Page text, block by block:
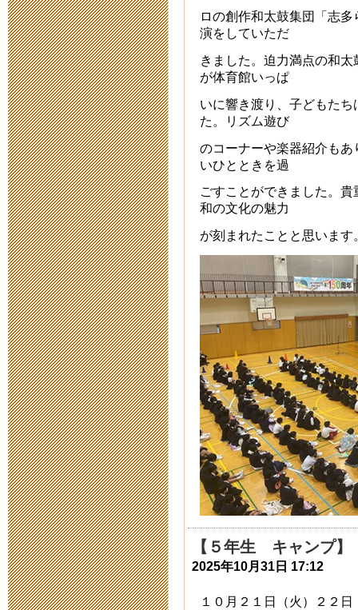
2019年2月9
み）
2018年11月12日
【追記】【公
中止のお知ら
2018年2月 2日
【公開研究会
お知らせ（実
2018年2月 1日
2018年2月3
施済み）
2017年11月13日
明日は公開研
2017年2月 3日
給食視察
ロの創作和太鼓集団「志
演をしていただ
きました。迫力満点の和
が体育館いっぱ
いに響き渡り、子どもた
た。リズム遊び
のコーナーや楽器紹介も
いひとときを過
ごすことができました。
和の文化の魅力
が刻まれたことと思います
【５年生 キャンプ】
2025年10月31日 17:12
１０月２１日（火）２２